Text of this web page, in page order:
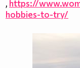
, https://
hobbies-to-try/